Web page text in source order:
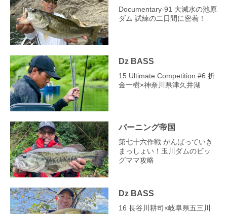
Documentary-91 大減水の池原
ダム 試練の二日間に密着！
Dz BASS
15 Ultimate Competition #6 折
金一樹×神奈川県津久井湖
バーニング帝国
第七十六作戦 がんばっていき
まっしょい！玉川ダムのビッ
グママ攻略
Dz BASS
16 長谷川耕司×岐阜県五三川